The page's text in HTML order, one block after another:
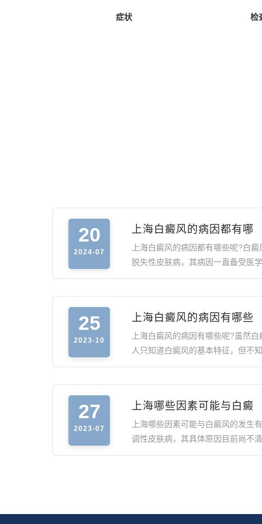
症状 检
20
2024-07
上海白癜风的病因都有哪
上海白癜风的病因都有哪些呢?白
脱失性皮肤病，其病因一直备受医
25
2023-10
上海白癜风的病因有哪些
上海白癜风的病因有哪些呢?虽然
人只知道白癜风的基本特征，但不
27
2023-07
上海哪些因素可能与白癜
上海哪些因素可能与白癜风的发生
调性皮肤病，其具体原因目前尚不